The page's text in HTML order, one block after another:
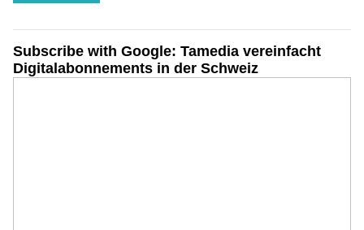
Subscribe with Google: Tamedia vereinfacht
Digitalabonnements in der Schweiz